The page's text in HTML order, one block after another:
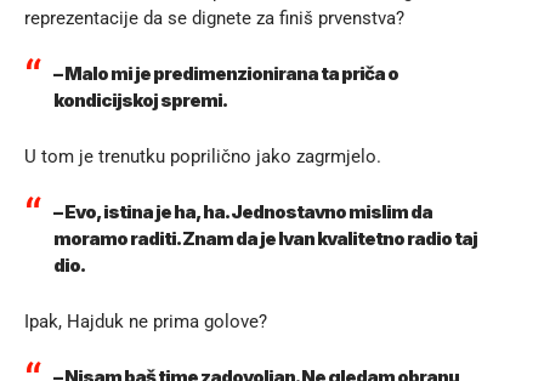
reprezentacije da se dignete za finiš prvenstva?
– Malo mi je predimenzionirana ta priča o
kondicijskoj spremi.
U tom je trenutku poprilično jako zagrmjelo.
– Evo, istina je ha, ha. Jednostavno mislim da
moramo raditi. Znam da je Ivan kvalitetno radio taj
dio.
Ipak, Hajduk ne prima golove?
– Nisam baš time zadovoljan. Ne gledam obranu